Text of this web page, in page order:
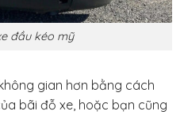
đầu kéo mỹ
gian hơn bằng cách
bãi đỗ xe, hoặc bạn cũng